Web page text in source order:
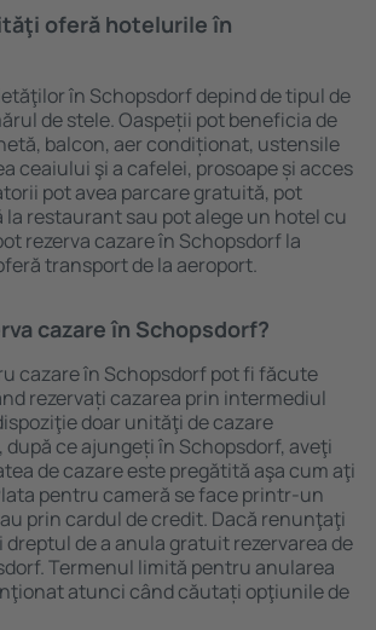
oferă hotelurile în
în Schopsdorf depind de tipul de
de stele. Oaspeții pot beneficia de
balcon, aer condiționat, ustensile
ceaiului şi a cafelei, prosoape și acces
pot avea parcare gratuită, pot
la restaurant sau pot alege un hotel cu
rezerva cazare în Schopsdorf la
transport de la aeroport.
cazare în Schopsdorf?
cazare în Schopsdorf pot fi făcute
rezervați cazarea prin intermediul
doar unităţi de cazare
ce ajungeți în Schopsdorf, aveţi
de cazare este pregătită aşa cum aţi
pentru cameră se face printr-un
prin cardul de credit. Dacă renunţaţi
dreptul de a anula gratuit rezervarea de
Termenul limită pentru anularea
atunci când căutați opţiunile de